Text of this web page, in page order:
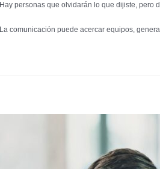
Hay personas que olvidarán lo que dijiste, pero
La comunicación puede acercar equipos,